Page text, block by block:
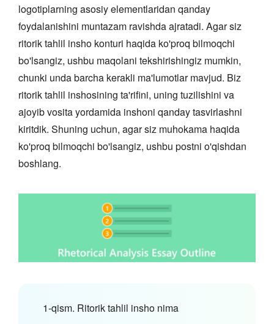
logotiplarning asosiy elementlaridan qanday
foydalanishini muntazam ravishda ajratadi. Agar siz
ritorik tahlil insho konturi haqida ko'proq bilmoqchi
bo'lsangiz, ushbu maqolani tekshirishingiz mumkin,
chunki unda barcha kerakli ma'lumotlar mavjud. Biz
ritorik tahlil inshosining ta'rifini, uning tuzilishini va
ajoyib vosita yordamida inshoni qanday tasvirlashni
kiritdik. Shuning uchun, agar siz muhokama haqida
ko'proq bilmoqchi bo'lsangiz, ushbu postni o'qishdan
boshlang.
1-qism. Ritorik tahlil insho nima